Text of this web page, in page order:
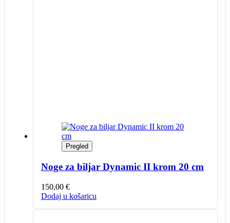
Pregled
Noge za biljar Dynamic II krom 20 cm
150,00 €
Dodaj u košaricu